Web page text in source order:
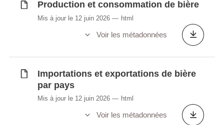
autorisée selon le type de bâtiment par
canton
autorisée selon le type de bâtiment par
région
Autorisations de bâtir
Balance commerciale du Luxembourg
Bateaux éclusés à Grevenmacher (en
amont et en aval)
Production et consommation de bière
Mis à jour le 12 juin 2026 html
Voir les métadonnées
Importations et exportations de bière
par pays
Mis à jour le 12 juin 2026 html
Voir les métadonnées